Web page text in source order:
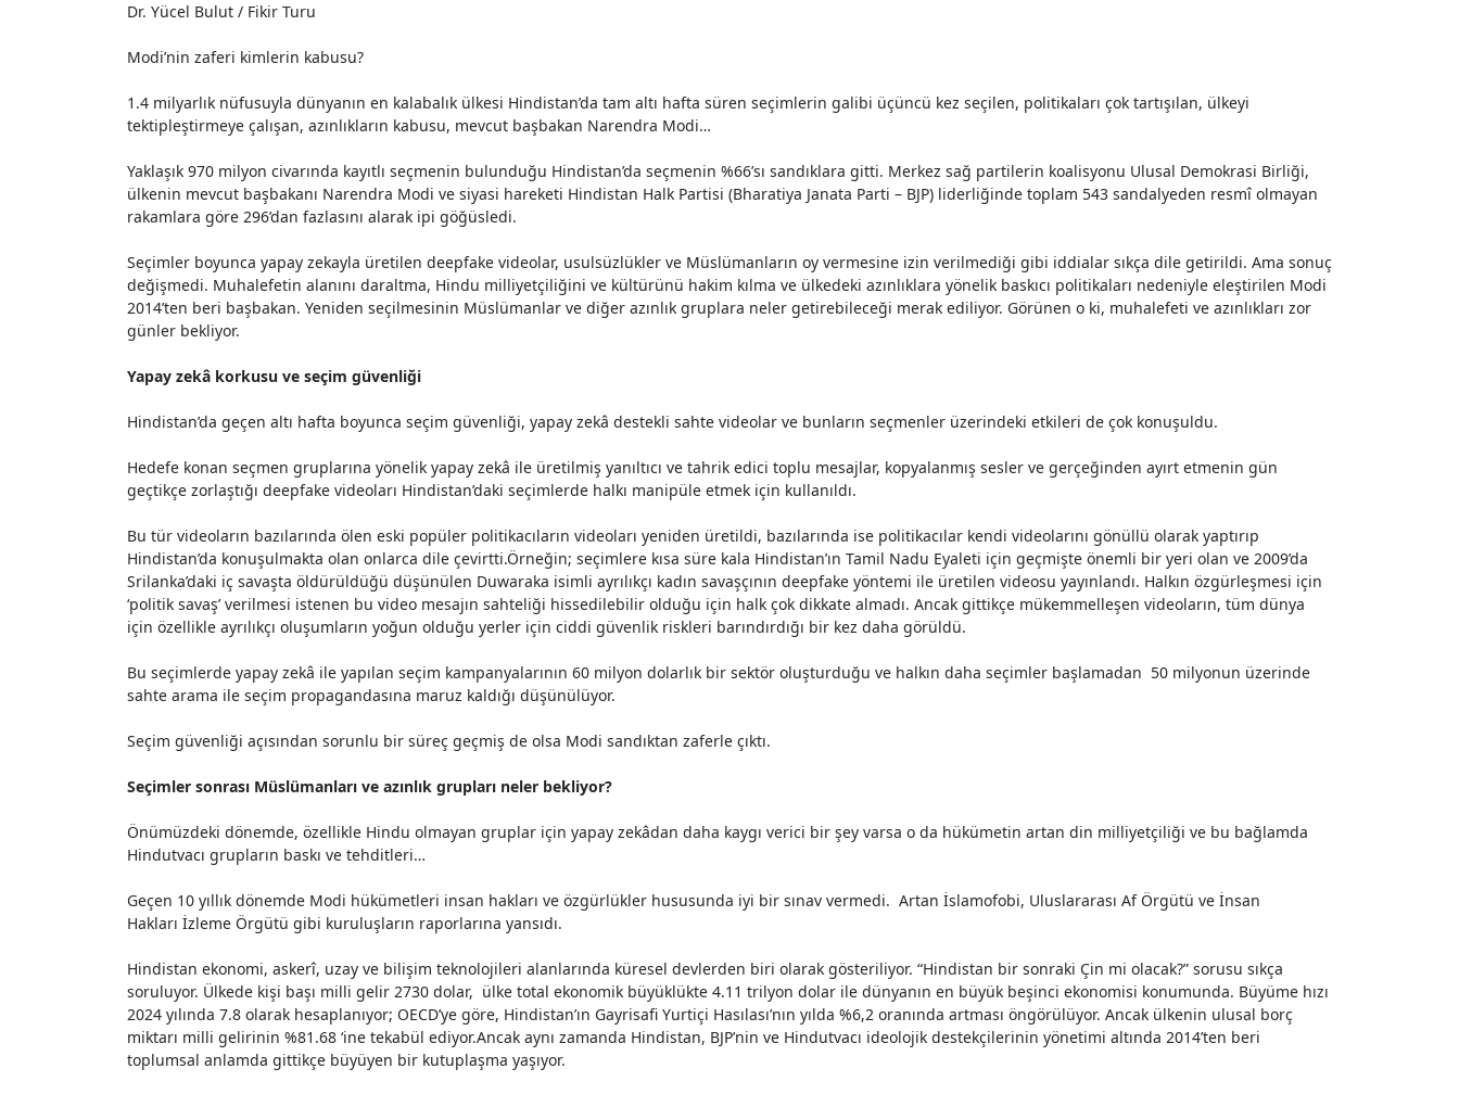
Dr. Yücel Bulut / Fikir Turu
Modi’nin zaferi kimlerin kabusu?
1.4 milyarlık nüfusuyla dünyanın en kalabalık ülkesi Hindistan’da tam altı hafta süren seçimlerin galibi üçüncü kez seçilen, politikaları çok tartışılan, ülkeyi
tektipleştirmeye çalışan, azınlıkların kabusu, mevcut başbakan Narendra Modi…
Yaklaşık 970 milyon civarında kayıtlı seçmenin bulunduğu Hindistan’da seçmenin %66’sı sandıklara gitti. Merkez sağ partilerin koalisyonu Ulusal Demokrasi Birliği,
ülkenin mevcut başbakanı Narendra Modi ve siyasi hareketi Hindistan Halk Partisi (Bharatiya Janata Parti – BJP) liderliğinde toplam 543 sandalyeden resmî olmayan
rakamlara göre 296’dan fazlasını alarak ipi göğüsledi.
Seçimler boyunca yapay zekayla üretilen deepfake videolar, usulsüzlükler ve Müslümanların oy vermesine izin verilmediği gibi iddialar sıkça dile getirildi. Ama sonuç
değişmedi. Muhalefetin alanını daraltma, Hindu milliyetçiliğini ve kültürünü hakim kılma ve ülkedeki azınlıklara yönelik baskıcı politikaları nedeniyle eleştirilen Modi
2014’ten beri başbakan. Yeniden seçilmesinin Müslümanlar ve diğer azınlık gruplara neler getirebileceği merak ediliyor. Görünen o ki, muhalefeti ve azınlıkları zor
günler bekliyor.
Yapay zekâ korkusu ve seçim güvenliği
Hindistan’da geçen altı hafta boyunca seçim güvenliği, yapay zekâ destekli sahte videolar ve bunların seçmenler üzerindeki etkileri de çok konuşuldu.
Hedefe konan seçmen gruplarına yönelik yapay zekâ ile üretilmiş yanıltıcı ve tahrik edici toplu mesajlar, kopyalanmış sesler ve gerçeğinden ayırt etmenin gün
geçtikçe zorlaştığı deepfake videoları Hindistan’daki seçimlerde halkı manipüle etmek için kullanıldı.
Bu tür videoların bazılarında ölen eski popüler politikacıların videoları yeniden üretildi, bazılarında ise politikacılar kendi videolarını gönüllü olarak yaptırıp
Hindistan’da konuşulmakta olan onlarca dile çevirtti.Örneğin; seçimlere kısa süre kala Hindistan’ın Tamil Nadu Eyaleti için geçmişte önemli bir yeri olan ve 2009’da
Srilanka’daki iç savaşta öldürüldüğü düşünülen Duwaraka isimli ayrılıkçı kadın savaşçının deepfake yöntemi ile üretilen videosu yayınlandı. Halkın özgürleşmesi için
‘politik savaş’ verilmesi istenen bu video mesajın sahteliği hissedilebilir olduğu için halk çok dikkate almadı. Ancak gittikçe mükemmelleşen videoların, tüm dünya
için özellikle ayrılıkçı oluşumların yoğun olduğu yerler için ciddi güvenlik riskleri barındırdığı bir kez daha görüldü.
Bu seçimlerde yapay zekâ ile yapılan seçim kampanyalarının 60 milyon dolarlık bir sektör oluşturduğu ve halkın daha seçimler başlamadan 50 milyonun üzerinde
sahte arama ile seçim propagandasına maruz kaldığı düşünülüyor.
Seçim güvenliği açısından sorunlu bir süreç geçmiş de olsa Modi sandıktan zaferle çıktı.
Seçimler sonrası Müslümanları ve azınlık grupları neler bekliyor?
Önümüzdeki dönemde, özellikle Hindu olmayan gruplar için yapay zekâdan daha kaygı verici bir şey varsa o da hükümetin artan din milliyetçiliği ve bu bağlamda
Hindutvacı grupların baskı ve tehditleri…
Geçen 10 yıllık dönemde Modi hükümetleri insan hakları ve özgürlükler hususunda iyi bir sınav vermedi. Artan İslamofobi, Uluslararası Af Örgütü ve İnsan
Hakları İzleme Örgütü gibi kuruluşların raporlarına yansıdı.
Hindistan ekonomi, askerî, uzay ve bilişim teknolojileri alanlarında küresel devlerden biri olarak gösteriliyor. “Hindistan bir sonraki Çin mi olacak?” sorusu sıkça
soruluyor. Ülkede kişi başı milli gelir 2730 dolar, ülke total ekonomik büyüklükte 4.11 trilyon dolar ile dünyanın en büyük beşinci ekonomisi konumunda. Büyüme hızı
2024 yılında 7.8 olarak hesaplanıyor; OECD’ye göre, Hindistan’ın Gayrisafi Yurtiçi Hasılası’nın yılda %6,2 oranında artması öngörülüyor. Ancak ülkenin ulusal borç
miktarı milli gelirinin %81.68 ‘ine tekabül ediyor.Ancak aynı zamanda Hindistan, BJP’nin ve Hindutvacı ideolojik destekçilerinin yönetimi altında 2014’ten beri
toplumsal anlamda gittikçe büyüyen bir kutuplaşma yaşıyor.